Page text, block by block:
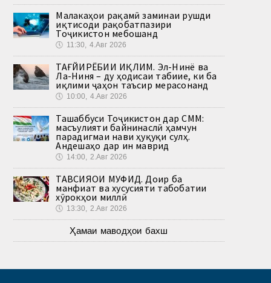
Малакаҳои рақамӣ заминаи рушди
иқтисоди рақобатпазири
Тоҷикистон мебошанд
🕔 11:30, 4.Авг 2026
ТАҒЙИРЁБИИ ИҚЛИМ. Эл-Нинё ва
Ла-Ниня – ду ҳодисаи табиие, ки ба
иқлими ҷаҳон таъсир мерасонанд
🕔 10:00, 4.Авг 2026
Ташаббуси Тоҷикистон дар СММ:
масъулияти байнинаслӣ ҳамчун
парадигмаи нави ҳуқуқи сулҳ.
Андешаҳо дар ин маврид
🕔 14:00, 2.Авг 2026
ТАВСИЯҲОИ МУФИД. Доир ба
манфиат ва хусусияти табобатии
хӯрокҳои миллӣ
🕔 13:30, 2.Авг 2026
Ҳамаи маводҳои бахш